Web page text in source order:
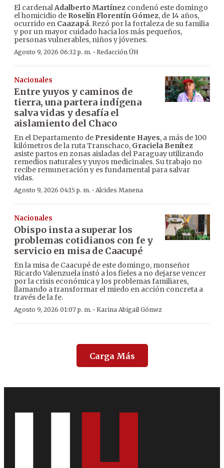
El cardenalAdalberto Martínez condenó este domingo
el homicidio de Roselín Florentín Gómez, de 14 años,
ocurrido en Caazapá. Rezó por la fortaleza de su familia
y por un mayor cuidado hacia los más pequeños,
personas vulnerables, niños y jóvenes.
Agosto 9, 2026 06:32 p. m. · Redacción ÚH
Nacionales
Entre yuyos y caminos de
tierra, una partera indígena
salva vidas y desafía el
aislamiento del Chaco
En el Departamento de Presidente Hayes, a más de 100
kilómetros de la ruta Transchaco, Graciela Benítez
asiste partos en zonas aisladas del Paraguay utilizando
remedios naturales y yuyos medicinales. Su trabajo no
recibe remuneración y es fundamental para salvar
vidas.
Agosto 9, 2026 04:15 p. m. · Alcides Manena
Nacionales
Obispo insta a superar los
problemas cotidianos con fe y
servicio en misa de Caacupé
En la misa de Caacupé de este domingo, monseñor
Ricardo Valenzuela instó a los fieles a no dejarse vencer
por la crisis económica y los problemas familiares,
llamando a transformar el miedo en acción concreta a
través de la fe.
Agosto 9, 2026 01:07 p. m. · Karina Abigail Gómez
Carga Más